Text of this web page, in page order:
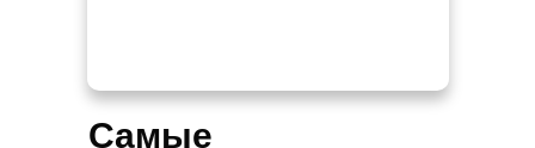
Самые